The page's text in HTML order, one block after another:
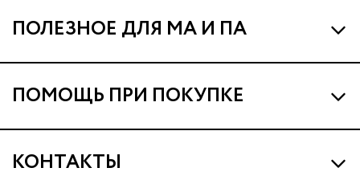
ПОЛЕЗНОЕ ДЛЯ МА И ПА
Про МА и Маминых Ассистентов
Программа Ма Кешбэк
Ма Клуб
ПОМОЩЬ ПРИ ПОКУПКЕ
Наши магазины
Доставка и оплата
КОНТАКТЫ